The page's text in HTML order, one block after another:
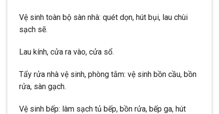
Vệ sinh toàn bộ sàn nhà: quét dọn, hút bụi, lau chùi
sạch sẽ.
Lau kính, cửa ra vào, cửa sổ.
Tẩy rửa nhà vệ sinh, phòng tắm: vệ sinh bồn cầu, bồn
rửa, sàn gạch.
Vệ sinh bếp: làm sạch tủ bếp, bồn rửa, bếp ga, hút